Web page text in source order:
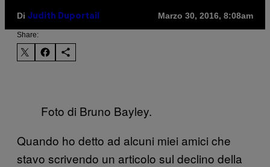
Di Judith Duportail Marzo 30, 2016, 8:08am
Share:
Foto di Bruno Bayley.
Quando ho detto ad alcuni miei amici che
stavo scrivendo un articolo sul declino della